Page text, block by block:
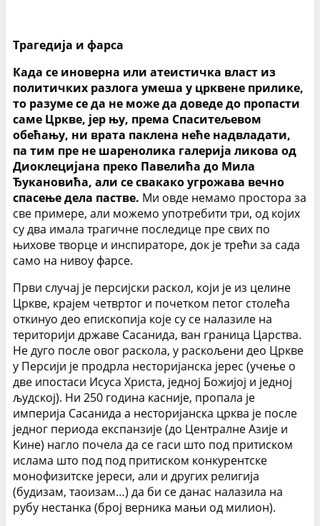
Трагедија и фарса
Када се иноверна или атеистичка власт из
политичких разлога умеша у црквене прилике,
то разуме се да не може да доведе до пропасти
саме Цркве, јер њу, према Спаситељевом
обећању, ни врата паклена неће надвладати,
па тим пре не шаренолика галерија ликова од
Диоклецијана преко Павелића до Мила
Ђукановића, али се свакако угрожава вечно
спасење дела пастве. Ми овде немамо простора за
све примере, али можемо употребити три, од којих
су два имала трагичне последице пре свих по
њихове творце и инспираторе, док је трећи за сада
само на нивоу фарсе.
Први случај је персијски раскол, који је из целине
Цркве, крајем четвртог и почетком петог столећа
откинуо део епископија које су се налазиле на
територији државе Сасанида, ван граница Царства.
Не дуго после овог раскола, у раскољени део Цркве
у Персији је продрла несторијанска јерес (учење о
две ипостаси Исуса Христа, једној Божијој и једној
људској). Ни 250 година касније, пропала је
империја Сасанида а несторијанска црква је после
једног периода експанзије (до Централне Азије и
Кине) нагло почела да се гаси што под притиском
ислама што под под притиском конкурентске
монофизитске јереси, али и других религија
(будизам, таоизам…) да би се данас налазила на
рубу нестанка (број верника мањи од милион).